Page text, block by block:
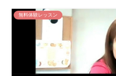
無料体験レッスン